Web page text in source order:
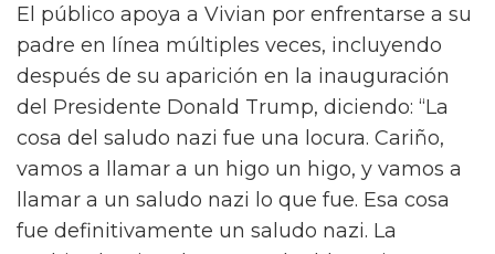
El público apoya a Vivian por enfrentarse a su
padre en línea múltiples veces, incluyendo
después de su aparición en la inauguración
del Presidente Donald Trump, diciendo: “La
cosa del saludo nazi fue una locura. Cariño,
vamos a llamar a un higo un higo, y vamos a
llamar a un saludo nazi lo que fue. Esa cosa
fue definitivamente un saludo nazi. La